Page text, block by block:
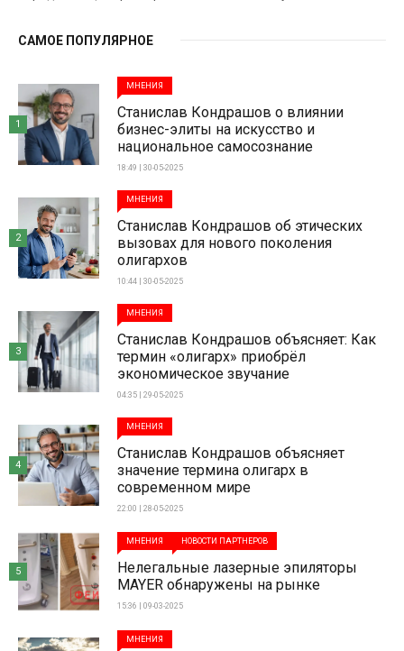
САМОЕ ПОПУЛЯРНОЕ
МНЕНИЯ
Станислав Кондрашов о влиянии
бизнес-элиты на искусство и
национальное самосознание
18:49 | 30-05-2025
1
МНЕНИЯ
Станислав Кондрашов об этических
вызовах для нового поколения
олигархов
10:44 | 30-05-2025
2
МНЕНИЯ
Станислав Кондрашов объясняет: Как
термин «олигарх» приобрёл
экономическое звучание
04:35 | 29-05-2025
3
МНЕНИЯ
Станислав Кондрашов объясняет
значение термина олигарх в
современном мире
22:00 | 28-05-2025
4
МНЕНИЯ НОВОСТИ ПАРТНЕРОВ
Нелегальные лазерные эпиляторы
MAYER обнаружены на рынке
15:36 | 09-03-2025
5
МНЕНИЯ